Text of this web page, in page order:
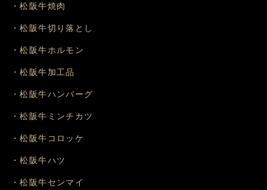
・松阪牛焼肉
・松阪牛切り落とし
・松阪牛ホルモン
・松阪牛加工品
・松阪牛ハンバーグ
・松阪牛ミンチカツ
・松阪牛コロッケ
・松阪牛ハツ
・松阪牛センマイ